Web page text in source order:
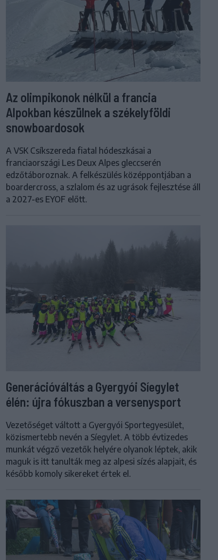
Az olimpikonok nélkül a francia
Alpokban készülnek a székelyföldi
snowboardosok
A VSK Csíkszereda fiatal hódeszkásai a
franciaországi Les Deux Alpes gleccserén
edzőtáboroznak. A felkészülés középpontjában a
boardercross, a szlalom és az ugrások fejlesztése áll
a 2027-es EYOF előtt.
Generációváltás a Gyergyói Síegylet
élén: újra fókuszban a versenysport
Vezetőséget váltott a Gyergyói Sportegyesület,
közismertebb nevén a Síegylet. A több évtizedes
munkát végző vezetők helyére olyanok léptek, akik
maguk is itt tanulták meg az alpesi sízés alapjait, és
később komoly sikereket értek el.